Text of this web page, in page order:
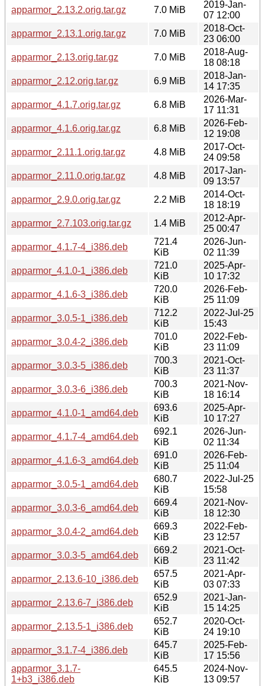
apparmor_2.13.2.orig.tar.gz
7.0 MiB
2019-Jan-
07 12:00
apparmor_2.13.1.orig.tar.gz
7.0 MiB
2018-Oct-
23 06:00
apparmor_2.13.orig.tar.gz
7.0 MiB
2018-Aug-
18 08:18
apparmor_2.12.orig.tar.gz
6.9 MiB
2018-Jan-
14 17:35
apparmor_4.1.7.orig.tar.gz
6.8 MiB
2026-Mar-
17 11:31
apparmor_4.1.6.orig.tar.gz
6.8 MiB
2026-Feb-
12 19:08
apparmor_2.11.1.orig.tar.gz
4.8 MiB
2017-Oct-
24 09:58
apparmor_2.11.0.orig.tar.gz
4.8 MiB
2017-Jan-
09 13:57
apparmor_2.9.0.orig.tar.gz
2.2 MiB
2014-Oct-
18 18:19
apparmor_2.7.103.orig.tar.gz
1.4 MiB
2012-Apr-
25 00:47
apparmor_4.1.7-4_i386.deb
721.4
KiB
2026-Jun-
02 11:39
apparmor_4.1.0-1_i386.deb
721.0
KiB
2025-Apr-
10 17:32
apparmor_4.1.6-3_i386.deb
720.0
KiB
2026-Feb-
25 11:09
apparmor_3.0.5-1_i386.deb
712.2
KiB
2022-Jul-25
15:43
apparmor_3.0.4-2_i386.deb
701.0
KiB
2022-Feb-
23 11:09
apparmor_3.0.3-5_i386.deb
700.3
KiB
2021-Oct-
23 11:37
apparmor_3.0.3-6_i386.deb
700.3
KiB
2021-Nov-
18 16:14
apparmor_4.1.0-1_amd64.deb
693.6
KiB
2025-Apr-
10 17:27
apparmor_4.1.7-4_amd64.deb
692.1
KiB
2026-Jun-
02 11:34
apparmor_4.1.6-3_amd64.deb
691.0
KiB
2026-Feb-
25 11:04
apparmor_3.0.5-1_amd64.deb
680.7
KiB
2022-Jul-25
15:58
apparmor_3.0.3-6_amd64.deb
669.4
KiB
2021-Nov-
18 12:30
apparmor_3.0.4-2_amd64.deb
669.3
KiB
2022-Feb-
23 12:57
apparmor_3.0.3-5_amd64.deb
669.2
KiB
2021-Oct-
23 11:42
apparmor_2.13.6-10_i386.deb
657.5
KiB
2021-Apr-
03 07:33
apparmor_2.13.6-7_i386.deb
652.9
KiB
2021-Jan-
15 14:25
apparmor_2.13.5-1_i386.deb
652.7
KiB
2020-Oct-
24 19:10
apparmor_3.1.7-4_i386.deb
645.7
KiB
2025-Feb-
17 15:56
apparmor_3.1.7-
1+b3_i386.deb
645.5
KiB
2024-Nov-
13 09:57